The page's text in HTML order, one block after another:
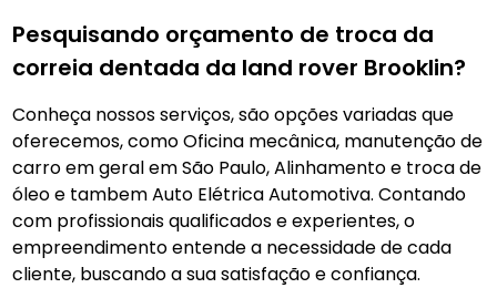
Pesquisando orçamento de troca da
correia dentada da land rover Brooklin?
Conheça nossos serviços, são opções variadas que
oferecemos, como Oficina mecânica, manutenção de
carro em geral em São Paulo, Alinhamento e troca de
óleo e tambem Auto Elétrica Automotiva. Contando
com profissionais qualificados e experientes, o
empreendimento entende a necessidade de cada
cliente, buscando a sua satisfação e confiança.